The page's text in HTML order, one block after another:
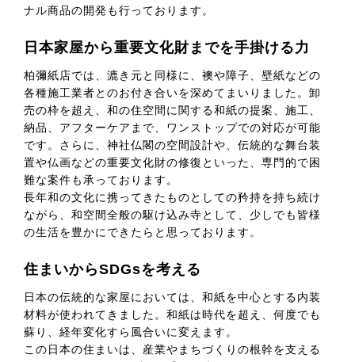
ナル商品の開発も行っております。
日本家屋から重要文化財までを手掛ける力
柏彌紙店では、漉き元と同様に、襖や障子、壁紙などの
各種施工業者とのお付き合いを深めてまいりました。卸
売の枠を超え、和の住空間に関する和紙の提案、施工、
納品、アフターケアまで、ワンストップでの対応が可能
です。さらに、神社仏閣の空間設計や、伝統的な舞台装
置や仏画などの重要文化財の修復といった、専門的で困
難な案件も承っております。
長年和の文化に携ってきたものとしての矜持を持ち続け
ながら、和空間全般の駆け込み寺として、少しでも皆様
の生活を豊かにできたらと思っております。
住まいからSDGsを考える
日本の伝統的な家屋においては、和紙を中心とする内装
材料が使われてきました。和紙は時代を超え、何度でも
蘇り、経年変化すら風合いに変えます。
この日本の住まいは、産業やまちづくりの根幹を支える